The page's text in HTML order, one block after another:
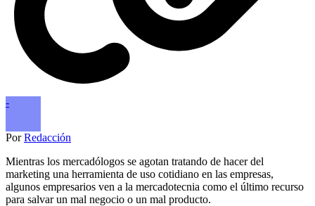
-
PorRedacción
Mientras los mercadólogos se agotan tratando de hacer del
marketing una herramienta de uso cotidiano en las empresas,
algunos empresarios ven a la mercadotecnia como el último recurso
para salvar un mal negocio o un mal producto.